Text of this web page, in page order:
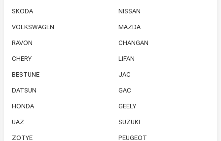
SKODA NISSAN
VOLKSWAGEN MAZDA
RAVON CHANGAN
CHERY LIFAN
BESTUNE JAC
DATSUN GAC
HONDA GEELY
UAZ SUZUKI
ZOTYE PEUGEOT